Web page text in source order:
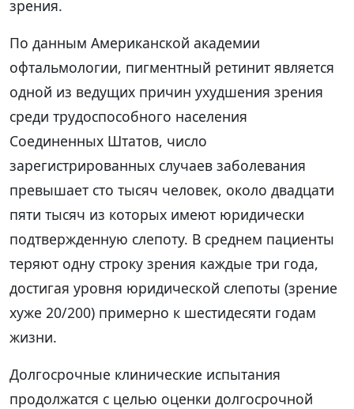
зрения.
По данным Американской академии
офтальмологии, пигментный ретинит является
одной из ведущих причин ухудшения зрения
среди трудоспособного населения
Соединенных Штатов, число
зарегистрированных случаев заболевания
превышает сто тысяч человек, около двадцати
пяти тысяч из которых имеют юридически
подтвержденную слепоту. В среднем пациенты
теряют одну строку зрения каждые три года,
достигая уровня юридической слепоты (зрение
хуже 20/200) примерно к шестидесяти годам
жизни.
Долгосрочные клинические испытания
продолжатся с целью оценки долгосрочной